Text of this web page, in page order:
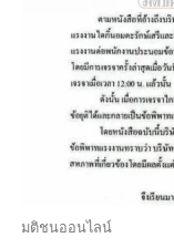
มติชนออนไลน์